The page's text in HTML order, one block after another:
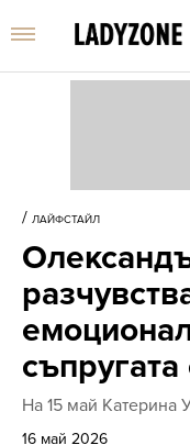
/ ЛАЙФСТАЙЛ
На 15 май Катерина
16 май 2026